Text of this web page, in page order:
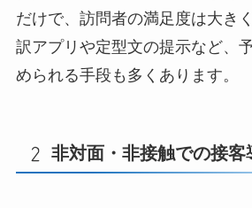
だけで、訪問者の満足度は大き
訳アプリや定型文の提示など、
められる手段も多くあります。
非対面・非接触での接客